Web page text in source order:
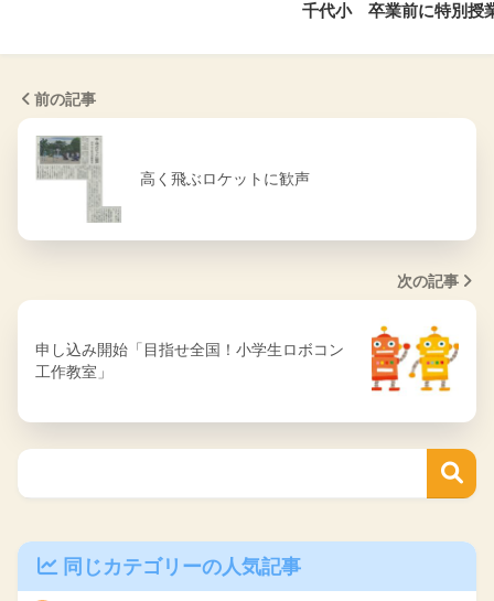
千代小 卒業前に特別授
前の記事
高く飛ぶロケットに歓声
次の記事
申し込み開始「目指せ全国！小学生ロボコン
工作教室」
同じカテゴリーの人気記事